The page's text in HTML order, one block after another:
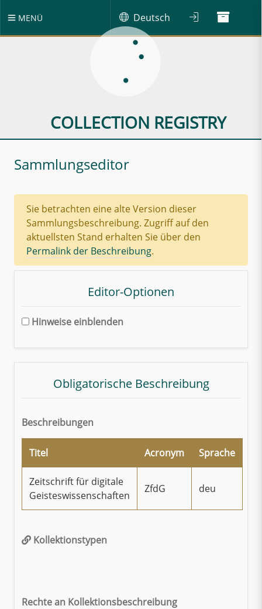
MENÜ Deutsch
COLLECTION REGISTRY
Sammlungseditor
Sie betrachten eine alte Version dieser
Sammlungsbeschreibung. Zugriff auf den
aktuellsten Stand erhalten Sie über den
Permalink der Beschreibung.
Editor-Optionen
Hinweise einblenden
Obligatorische Beschreibung
Beschreibungen
Titel Acronym Sprache
Zeitschrift für digitale
Geisteswissenschaften
ZfdG deu
Kollektionstypen
Rechte an Kollektionsbeschreibung